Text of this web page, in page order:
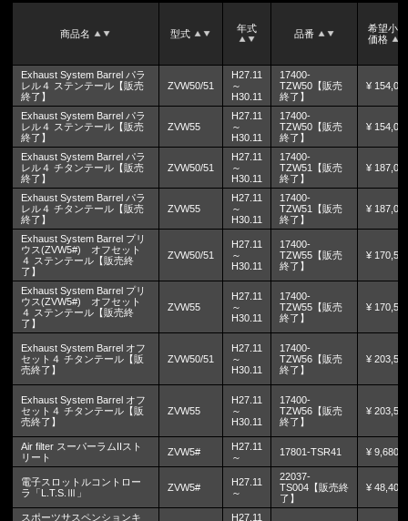
商品名 型式 年式 品番
希望小売
価格
Exhaust System Barrel パラ
レル４ ステンテール【販売
終了】
ZVW50/51
H27.11
～
H30.11
17400-
TZW50【販売
終了】
¥
Exhaust System Barrel パラ
レル４ ステンテール【販売
終了】
ZVW55
H27.11
～
H30.11
17400-
TZW50【販売
終了】
¥
Exhaust System Barrel パラ
レル４ チタンテール【販売
終了】
ZVW50/51
H27.11
～
H30.11
17400-
TZW51【販売
終了】
¥
Exhaust System Barrel パラ
レル４ チタンテール【販売
終了】
ZVW55
H27.11
～
H30.11
17400-
TZW51【販売
終了】
¥
Exhaust System Barrel プリ
ウス(ZVW5#) オフセット
４ ステンテール【販売終
了】
ZVW50/51
H27.11
～
H30.11
17400-
TZW55【販売
終了】
¥
Exhaust System Barrel プリ
ウス(ZVW5#) オフセット
４ ステンテール【販売終
了】
ZVW55
H27.11
～
H30.11
17400-
TZW55【販売
終了】
¥
Exhaust System Barrel オフ
セット４ チタンテール【販
売終了】
ZVW50/51
H27.11
～
H30.11
17400-
TZW56【販売
終了】
¥
Exhaust System Barrel オフ
セット４ チタンテール【販
売終了】
ZVW55
H27.11
～
H30.11
17400-
TZW56【販売
終了】
¥
Air filter スーパーラムIIスト
リート
ZVW5#
H27.11
～
17801-TSR41 ¥ 9,680
電子スロットルコントロー
ラ「L.T.S.Ⅲ」
ZVW5#
H27.11
～
22037-
TS004【販売終
了】
¥ 48,400
スポーツサスペンションキ
H27.11